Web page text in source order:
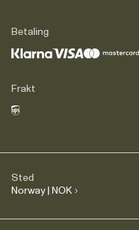
Juridisk
Kontakt
TikTok
LinkedIn
Betaling
Frakt
Sted
Norway | NOK